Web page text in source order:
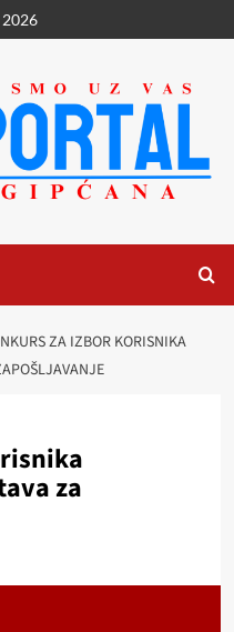
ZA IZBOR KORISNIKA
za